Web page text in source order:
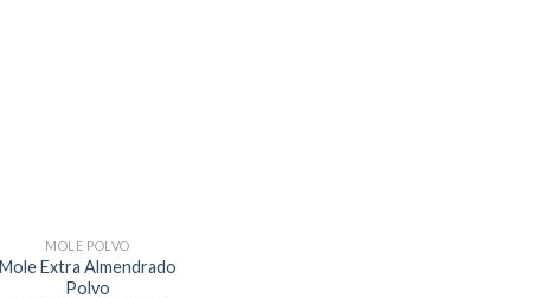
MOLE POLVO
Mole Extra Almendrado
Polvo